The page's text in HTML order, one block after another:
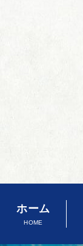
ホーム
HOME